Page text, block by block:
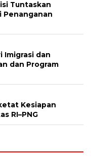
Tuntaskan
Penanganan
Imigrasi dan
dan Program
Kesiapan
RI–PNG